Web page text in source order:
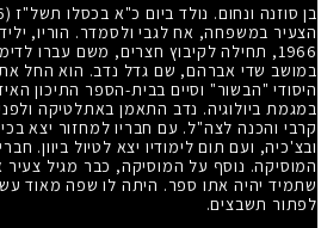
בן סוזנה ונחום. נולד ביום כ"א בכסלו תשל"ז (13.12.1976)
הצעיר במשפחה, אח לגבי ולסמדר. הוריו,
1966, תחילה לקיבוץ חצרים, משם עברו
במושב שדי אברהם, שם גדל נדב. הוא החל את
היסודי "הבשור" וסיים בבית-הספר התיכון
במגמת ביולוגיה. נדב התאמן באתלטיקה
קרבי והכנה לצה"ל. עם חבריו למחזור יצא
ובצ'כיה, ועם תום לימודיו יצא לטיול ביוון.
המוסיקה. נוסף על המוסיקה, כבר מגיל
שתמיד יהיה אתו ספר. היתה לו שפה מאוד
לפתור תשבצים.